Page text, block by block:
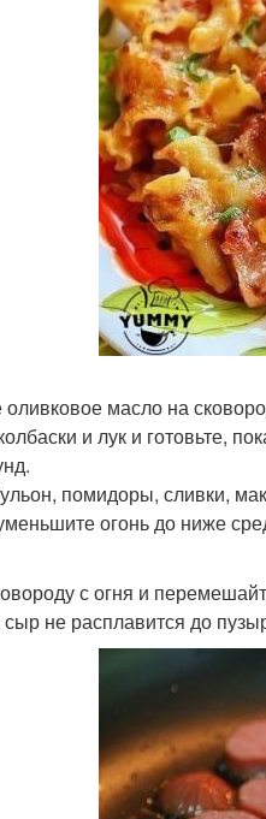
оливковое масло на
и лук и готовьте,
помидоры, сливки,
огонь до ниже
с огня и
не расплавится до